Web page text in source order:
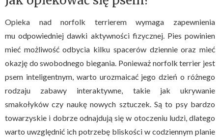
Opieka nad norfolk terrierem wymaga zapewnienia
mu odpowiedniej dawki aktywności fizycznej. Pies powinien
mieć możliwość odbycia kilku spacerów dziennie oraz mieć
okazję do swobodnego biegania. Ponieważ norfolk terrier jest
psem inteligentnym, warto urozmaicać jego dzień o różnego
rodzaju zabawy interaktywne, takie jak ukrywanie
smakołyków czy naukę nowych sztuczek. Są to psy bardzo
towarzyskie i dobrze odnajdują się w otoczeniu ludzi, dlatego
warto uwzględnić ich potrzebę bliskości w codziennym planie